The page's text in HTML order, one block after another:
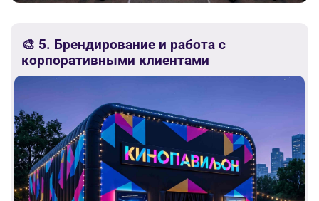
🎨 5. Брендирование и работа с
корпоративными клиентами